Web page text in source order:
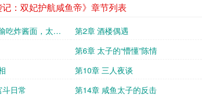
记：双妃护航咸鱼帝》章节列表
吃炸酱面，太子
第2章 酒楼偶遇
第6章 太子的“懵懂”陈情
第10章 三人夜谈
日常
第14章 咸鱼太子的反击